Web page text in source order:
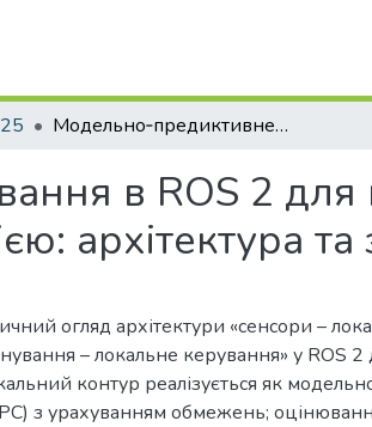
Модельно‑предиктивне керування в ROS 2 для мобільних платформ із LiDAR‑локалізацією: архітектура та зв’язок
в ROS 2 для
архітектура та
огляд архітектури «сенсори –
– локальне керування» у ROS 2
контур реалізується як
з урахуванням обмежень;